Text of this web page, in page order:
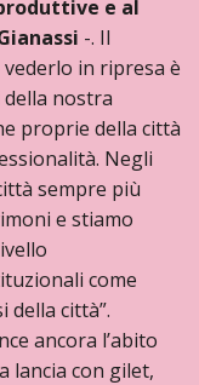
e al
-. Il
in ripresa è
nostra
proprie della città
Negli
sempre più
e stiamo
come
della città”.
ancora l’abito
lancia con gilet,